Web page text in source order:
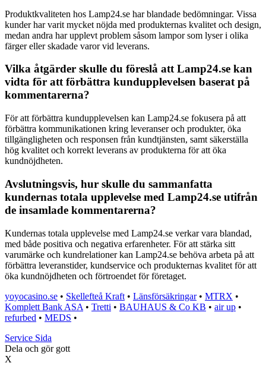
Produktkvaliteten hos Lamp24.se har blandade bedömningar. Vissa
kunder har varit mycket nöjda med produkternas kvalitet och design,
medan andra har upplevt problem såsom lampor som lyser i olika
färger eller skadade varor vid leverans.
Vilka åtgärder skulle du föreslå att Lamp24.se kan
vidta för att förbättra kundupplevelsen baserat på
kommentarerna?
För att förbättra kundupplevelsen kan Lamp24.se fokusera på att
förbättra kommunikationen kring leveranser och produkter, öka
tillgängligheten och responsen från kundtjänsten, samt säkerställa
hög kvalitet och korrekt leverans av produkterna för att öka
kundnöjdheten.
Avslutningsvis, hur skulle du sammanfatta
kundernas totala upplevelse med Lamp24.se utifrån
de insamlade kommentarerna?
Kundernas totala upplevelse med Lamp24.se verkar vara blandad,
med både positiva och negativa erfarenheter. För att stärka sitt
varumärke och kundrelationer kan Lamp24.se behöva arbeta på att
förbättra leveranstider, kundservice och produkternas kvalitet för att
öka kundnöjdheten och förtroendet för företaget.
yoyocasino.se • Skellefteå Kraft • Länsförsäkringar• MTRX •
Komplett Bank ASA • Tretti • BAUHAUS & Co KB • air up •
refurbed • MEDS •
Service Sida
Dela och gör gott
X